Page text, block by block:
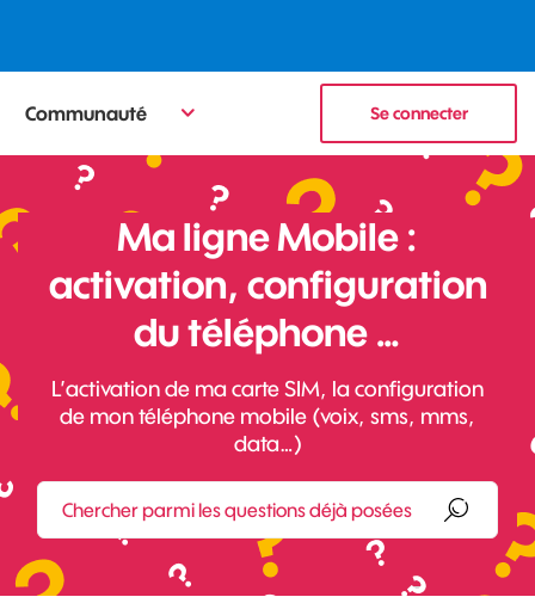
Communauté Se connecter
Ma ligne Mobile :
activation, configuration
du téléphone …
L’activation de ma carte SIM, la configuration
de mon téléphone mobile (voix, sms, mms,
data…)